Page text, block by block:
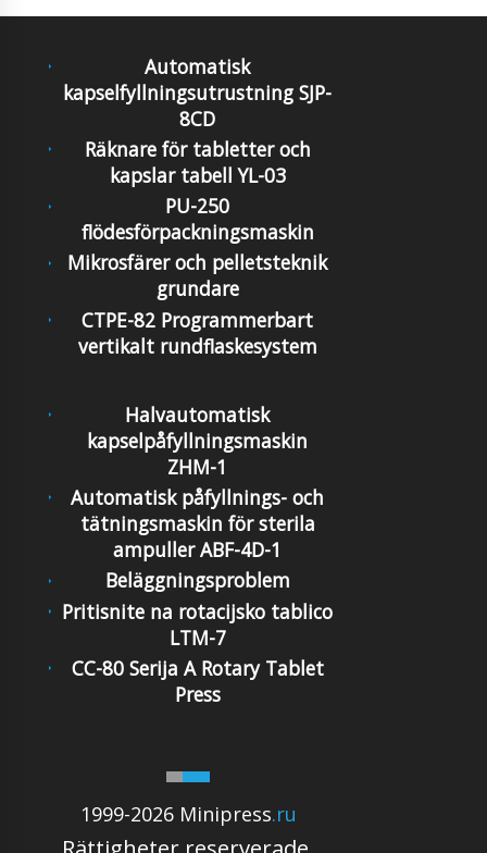
Automatisk
kapselfyllningsutrustning SJP-
8CD
Räknare för tabletter och
kapslar tabell YL-03
PU-250
flödesförpackningsmaskin
Mikrosfärer och pelletsteknik
grundare
CTPE-82 Programmerbart
vertikalt rundflaskesystem
1999-2026 Minipress.ru
Halvautomatisk
kapselpåfyllningsmaskin
ZHM-1
Automatisk påfyllnings- och
tätningsmaskin för sterila
ampuller ABF-4D-1
Beläggningsproblem
Pritisnite na rotacijsko tablico
LTM-7
CC-80 Serija A Rotary Tablet
Press